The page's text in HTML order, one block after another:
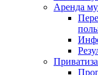
Аренда